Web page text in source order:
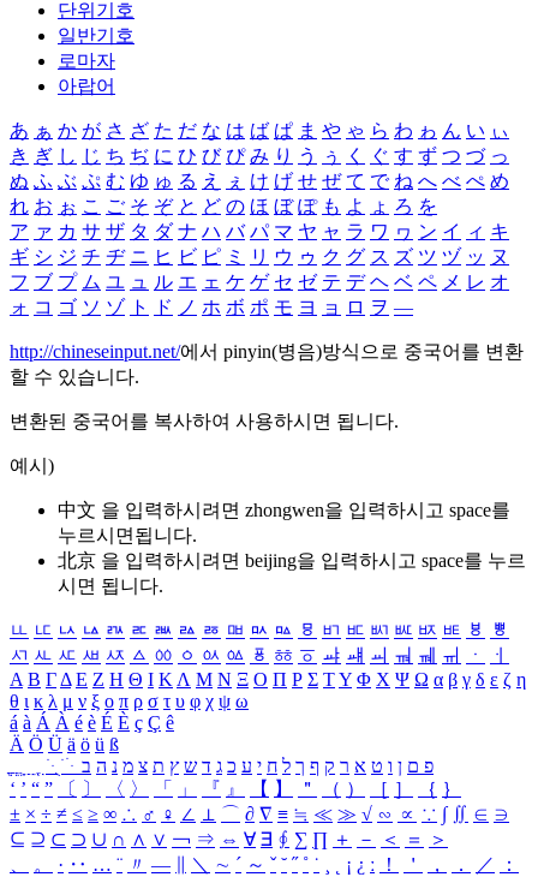
단위기호
일반기호
로마자
아랍어
あ ぁ か が さ ざ た だ な は ば ぱ ま や ゃ ら わ ゎ ん い ぃ
き ぎ し じ ち ぢ に ひ び ぴ み り う ぅ く ぐ す ず つ づ っ
ぬ ふ ぶ ぷ む ゆ ゅ る え ぇ け げ せ ぜ て で ね へ べ ぺ め
れ お ぉ こ ご そ ぞ と ど の ほ ぼ ぽ も よ ょ ろ を
ア ァ カ サ ザ タ ダ ナ ハ バ パ マ ヤ ャ ラ ワ ヮ ン イ ィ キ
ギ シ ジ チ ヂ ニ ヒ ビ ピ ミ リ ウ ゥ ク グ ス ズ ツ ヅ ッ ヌ
フ ブ プ ム ユ ュ ル エ ェ ケ ゲ セ ゼ テ デ ヘ ベ ペ メ レ オ
ォ コ ゴ ソ ゾ ト ド ノ ホ ボ ポ モ ヨ ョ ロ ヲ ―
http://chineseinput.net/에서 pinyin(병음)방식으로 중국어를 변환
할 수 있습니다.
변환된 중국어를 복사하여 사용하시면 됩니다.
예시)
中文 을 입력하시려면 zhongwen을 입력하시고 space를
누르시면됩니다.
北京 을 입력하시려면 beijing을 입력하시고 space를 누르
시면 됩니다.
ㅥ ㅦ ㅧ ㅨ ㅩ ㅪ ㅫ ㅬ ㅭ ㅮ ㅯ ㅰ ㅱ ㅲ ㅳ ㅴ ㅵ ㅶ ㅷ ㅸ
ㅹ
ㅺ ㅻ ㅼ ㅽ ㅾ ㅿ ㆀ ㆁ ㆂ ㆃ ㆄ ㆅ ㆆ ㆇ ㆈ ㆉ ㆊ ㆋ ㆌ ㆍ
ㆎ
Α Β ΓΔ Ε Ζ Η Θ Ι ΚΛ Μ Ν Ξ Ο Π Ρ Σ ΤΥ Φ Χ Ψ Ω α β γ δ ε ζ η
θ ι κ λ μ ν ξ ο π ρ σ τ υ φ χ ψ ω
á à Á À é è É È ç Ç ê
Ä Ö Ü ä ö ü ß
ִֶֹ ֻּ ׁׂ פ ם ן ו ט א ר ק ף ך ל ח י ע כ ג ד ש ץ ת צ מ נ ה ב
‘ ’ “ ” 〔 〕 〈 〉 「 」 『 』 【 】 ＂ （ ） ［ ］ ｛ ｝
± × ÷ ≠ ≤ ≥ ∞ ∴ ♂ ♀ ∠ ⊥ ⌒ ∂ ∇ ≡ ≒ ≪ ≫ √ ∽ ∝ ∵ ∫ ∬ ∈ ∋
⊆ ⊇ ⊂ ⊃ ∪ ∩ ∧ ∨ ￢ ⇒ ⇔ ∀ ∃ ∮ ∑ ∏ ＋ － ＜ ＝
＞
、
。 · ‥ … ¨ 〃 ― ＼ ∼ ´ ～ ˇ ˘ ˝ ˚ ˙ ¸ ¡ ¿ ː ！ ＇ ， ． ／
：